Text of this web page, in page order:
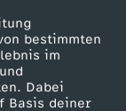
bestimmten
im
Dabei
Basis deiner